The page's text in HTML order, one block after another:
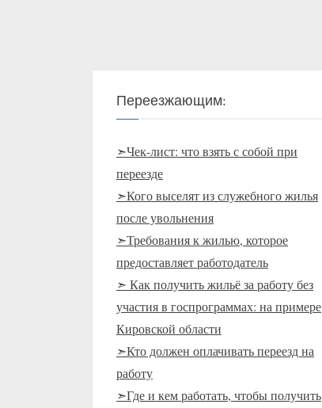
Переезжающим:
➣Чек-лист: что взять с собой при
переезде
➣Кого выселят из служебного жилья
после увольнения
➣Требования к жилью, которое
предоставляет работодатель
➣ Как получить жильё за работу без
участия в госпрограммах: на примере
Кировской области
➣Кто должен оплачивать переезд на
работу
➣Где и кем работать, чтобы получить